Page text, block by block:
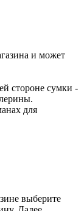
и может
стороне сумки -
для
выберите